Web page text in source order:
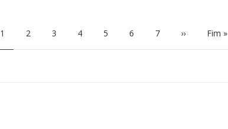
Página
1 Page
2 Page
3 Page
4 Page
5 Page
6 Page
7 Próxima
›› Última
Fim »